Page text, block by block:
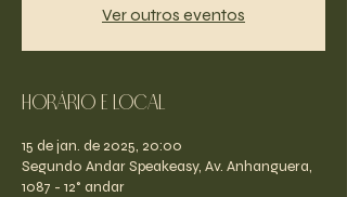
Ver outros eventos
Horário e Local
15 de jan. de 2025, 20:00
Segundo Andar Speakeasy, Av. Anhanguera,
1087 - 12° andar